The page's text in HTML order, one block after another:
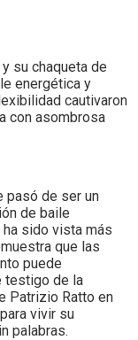
su chaqueta de
energética y
cautivaron
con asombrosa
pasó de ser un
de baile
sido vista más
que las
puede
testigo de la
Patrizio Ratto en
vivir su
palabras.